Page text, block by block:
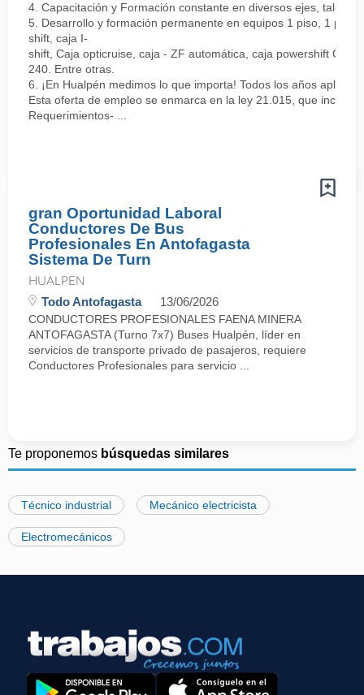
4. Capacitación y Formación constante en diversos ejes, tales
5. Desarrollo y formación permanente en equipos 1 piso, 1
shift, caja I-
shift, Caja opticruise, caja - ZF automática, caja powershift GO-
240. Entre otras.
6. ¡En Hualpén medimos lo que importa! Todos los años
Esta oferta de empleo se enmarca en la ley 21.015, que
Requerimientos- ...
gran Oportunidad Laboral
Conductores De Bus
Profesionales En Antofagasta
Sistema De Turn
HUALPEN
Todo Antofagasta 13/06/2026
CONDUCTORES PROFESIONALES FAENA MINERA
ANTOFAGASTA (Turno 7x7) Buses Hualpén, líder en
servicios de transporte privado de pasajeros, requiere
Conductores Profesionales para servicio ...
Te proponemos búsquedas similares
Técnico industrial Mecánico electricista
Electromecánicos